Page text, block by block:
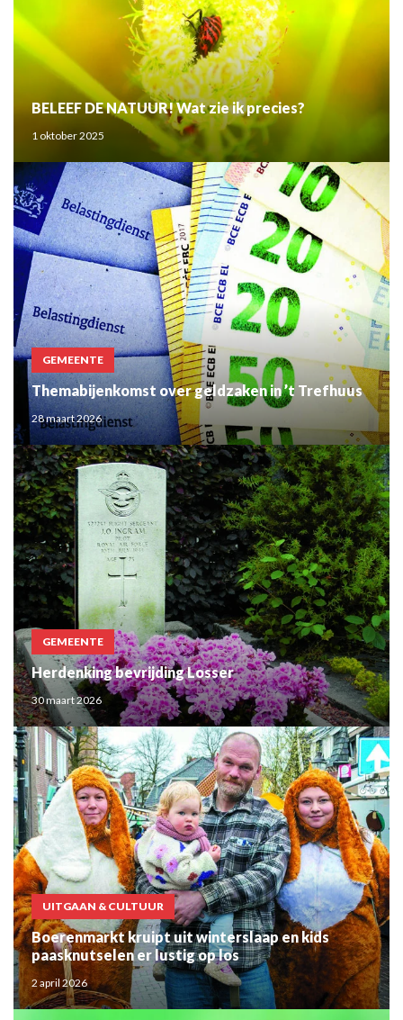
BELEEF DE NATUUR! Wat zie ik precies?
1 oktober 2025
GEMEENTE
Themabijenkomst over geldzaken in ’t Trefhuus
28 maart 2026
GEMEENTE
Herdenking bevrijding Losser
30 maart 2026
UITGAAN & CULTUUR
Boerenmarkt kruipt uit winterslaap en kids
paasknutselen er lustig op los
2 april 2026